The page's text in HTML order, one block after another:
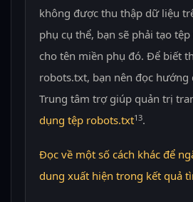
không được thu thập dữ liệu
phụ cụ thể, bạn sẽ phải tạo
cho tên miền phụ đó. Để biết
robots.txt, bạn nên đọc hướng
Trung tâm trợ giúp quản trị
dụng tệp robots.txt13.
Đọc về một số cách khác để
dung xuất hiện trong kết quả